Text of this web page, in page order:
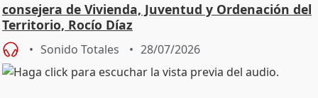
consejera de Vivienda, Juventud y Ordenación del
Territorio, Rocío Díaz
Sonido Totales 28/07/2026